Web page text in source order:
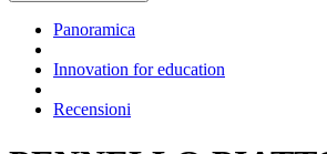
Panoramica
Innovation for education
Recensioni